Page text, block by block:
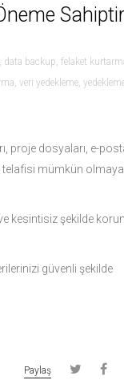
, data backup, felaket
, veri yedekleme,
proje dosyaları, e-
telafisi mümkün
kesintisiz şekilde
güvenli şekilde
Paylaş